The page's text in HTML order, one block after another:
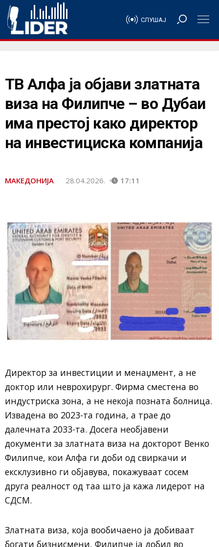
СЛУШАЈ
ТВ Алфа ја објави златната
виза на Филипче – во Дубаи
има престој како директор
на инвестициска компанија
МАКЕДОНИЈА 28.04.2026. 17:11
Директор за инвестиции и менаџмент, а не
доктор или неврохирург. Фирма сместена во
индустриска зона, а не некоја позната болница.
Извадена во 2023-та година, а трае до
далечната 2033-та. Досега необјавени
документи за златната виза на докторот Венко
Филипче, кои Алфа ги доби од свиркачи и
ексклузивно ги објавува, покажуваат сосем
друга реалност од таа што ја кажа лидерот на
СДСМ.
Златната виза, која вообичаено ја добиваат
богати бизнисмени, Филипче ја добил во